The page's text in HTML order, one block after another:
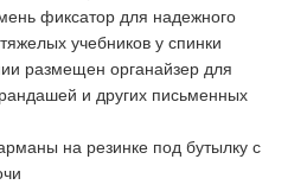
фиксатор для надежного
учебников у спинки
размещен органайзер для
и других письменных
на резинке под бутылку с